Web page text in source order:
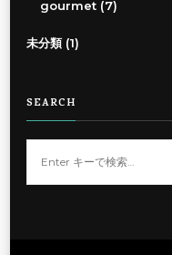
gourmet (7)
未分類(1)
SEARCH